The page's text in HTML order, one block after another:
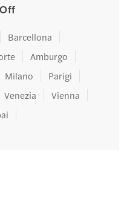
Barcellona
Amburgo
Milano
Parigi
Venezia
Vienna